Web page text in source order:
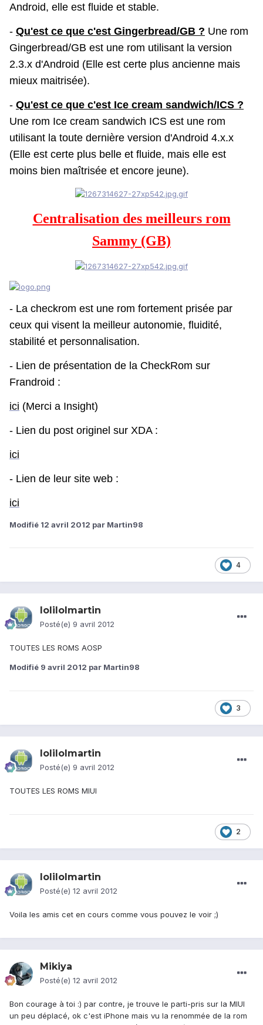
Android, elle est fluide et stable.
- Qu'est ce que c'est Gingerbread/GB ? Une rom
Gingerbread/GB est une rom utilisant la version
2.3.x d'Android (Elle est certe plus ancienne mais
mieux maitrisée).
- Qu'est ce que c'est Ice cream sandwich/ICS ?
Une rom Ice cream sandwich ICS est une rom
utilisant la toute dernière version d'Android 4.x.x
(Elle est certe plus belle et fluide, mais elle est
moins bien maîtrisée et encore jeune).
Centralisation des meilleurs rom
Sammy (GB)
- La checkrom est une rom fortement prisée par
ceux qui visent la meilleur autonomie, fluidité,
stabilité et personnalisation.
- Lien de présentation de la CheckRom sur
Frandroid :
ici (Merci a Insight)
- Lien du post originel sur XDA :
ici
- Lien de leur site web :
ici
Modifié 12 avril 2012 par Martin98
4
lolilolmartin
Posté(e) 9 avril 2012
TOUTES LES ROMS AOSP
Modifié 9 avril 2012 par Martin98
3
lolilolmartin
Posté(e) 9 avril 2012
TOUTES LES ROMS MIUI
2
lolilolmartin
Posté(e) 12 avril 2012
Voila les amis cet en cours comme vous pouvez le voir ;)
Mikiya
Posté(e) 12 avril 2012
Bon courage à toi :) par contre, je trouve le parti-pris sur la MIUI
un peu déplacé, ok c'est iPhone mais vu la renommée de la rom